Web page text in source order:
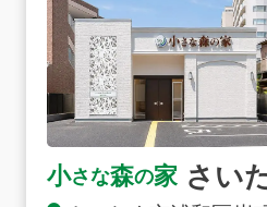
小さな森の家 さい